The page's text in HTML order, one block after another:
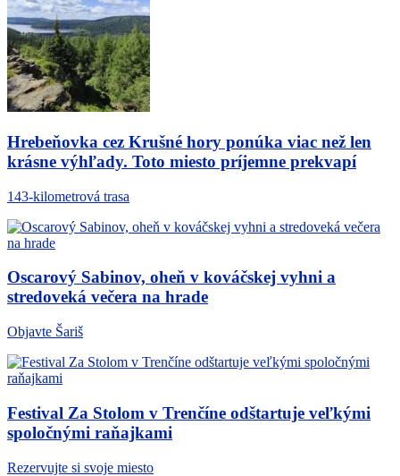
Hrebeňovka cez Krušné hory ponúka viac než len
krásne výhľady. Toto miesto príjemne prekvapí
143-kilometrová trasa
Oscarový Sabinov, oheň v kováčskej vyhni a
stredoveká večera na hrade
Objavte Šariš
Festival Za Stolom v Trenčíne odštartuje veľkými
spoločnými raňajkami
Rezervujte si svoje miesto